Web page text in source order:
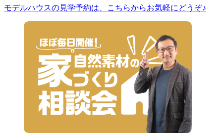
モデルハウスの見学予約は、こちらからお気軽にどうぞ♪